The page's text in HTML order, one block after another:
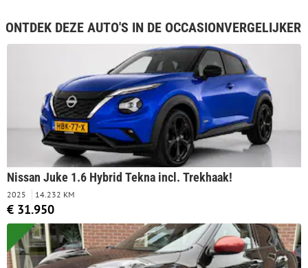
ONTDEK DEZE AUTO'S IN DE OCCASIONVERGELIJKER
Nissan Juke 1.6 Hybrid Tekna incl. Trekhaak!
2025 14.232 KM
€ 31.950